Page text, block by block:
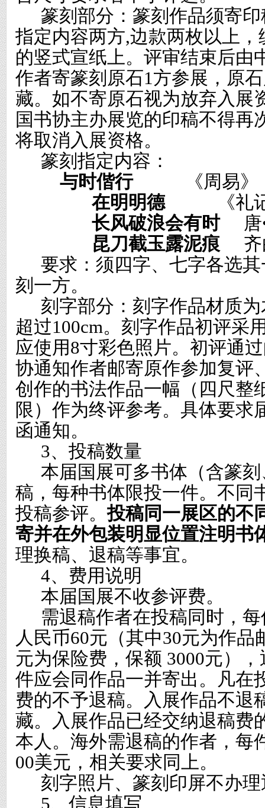
篆刻部分：篆刻作品须寄印
指定内容两方,边款两枚以上，
的竖式宣纸上。评审结束后由
作者寄篆刻原石1方参展，原
藏。如不寄原石视为放弃入展
国书协主办展览的印稿不得再
将取消入展资格。
篆刻指定内容：
与时偕行
《周易》
在明明德
《礼
长风破浪会有时
昆刀截玉露泥痕
要求：须四字、七字各选
刻一方。
刻字部分：刻字作品材质
超过100cm。刻字作品初评采
应使用8寸彩色照片。初评通
协通知作者邮寄原作参加复评
创作的书法作品一幅（四尺整
限）作为终评参考。具体要求
函通知。
3、投稿数量
本届国展可多书体（含篆
稿，每种书体限投一件。不同
投稿参评。投稿同一展区的不
寄并在外包装明显位置注明书
理换稿、退稿等事宜。
4、费用说明
本届国展不收参评费。
需退稿作者在投稿同时，
人民币60元（其中30元为作品
元为保险费，保额 3000元）
件应会同作品一并寄出。凡在
费的不予退稿。入展作品不退
藏。入展作品已经交纳退稿费
本人。海外需退稿的作者，每
00美元，相关要求同上。
刻字照片、篆刻印屏不办
5、信息填写